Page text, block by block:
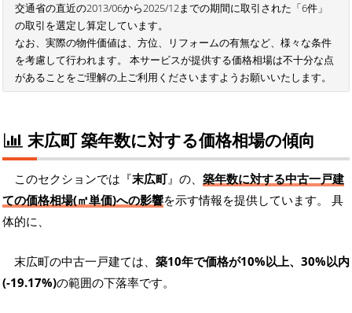
交通省の直近の2013/06から2025/12までの期間に取引された「6件」
の取引を選定し算定しています。
なお、実際の物件価値は、方位、リフォームの有無など、様々な条件
を考慮して行われます。 本サービスが提供する価格相場は不十分な点
があることをご理解の上ご利用くださいますようお願いいたします。
末広町 築年数に対する価格相場の傾向
このセクションでは『末広町』の、 築年数に対する中古一戸建
ての価格相場(㎡単価)への影響を示す情報を提供しています。 具
体的に、
末広町の中古一戸建ては、 築10年で価格が10%以上、30%以内
(-19.17%)の範囲の下落率です。